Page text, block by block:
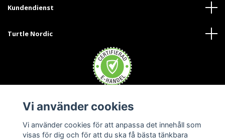
Kundendienst
Turtle Nordic
Vi använder cookies
Vi använder cookies för att anpassa det innehåll som
visas för dig och för att du ska få bästa tänkbara